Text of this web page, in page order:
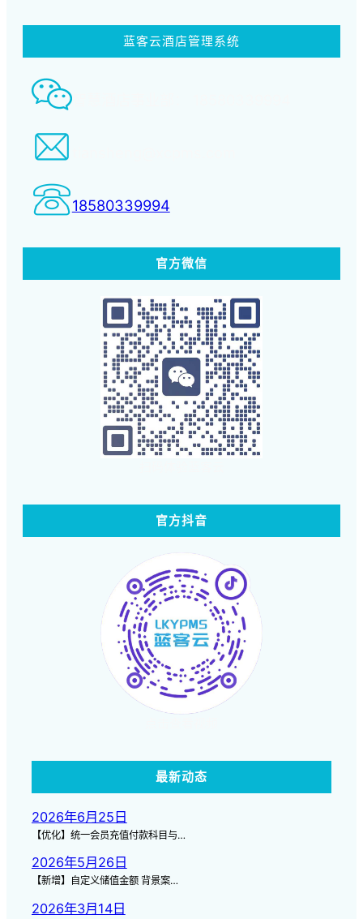
蓝客云酒店管理系统
智慧酒店事业部： 18580339994
18580339994
官方微信
官方抖音
最新动态
2026年6月25日
【优化】统一会员充值付款科目与…
2026年5月26日
【新增】自定义储值金额 背景案…
2026年3月14日